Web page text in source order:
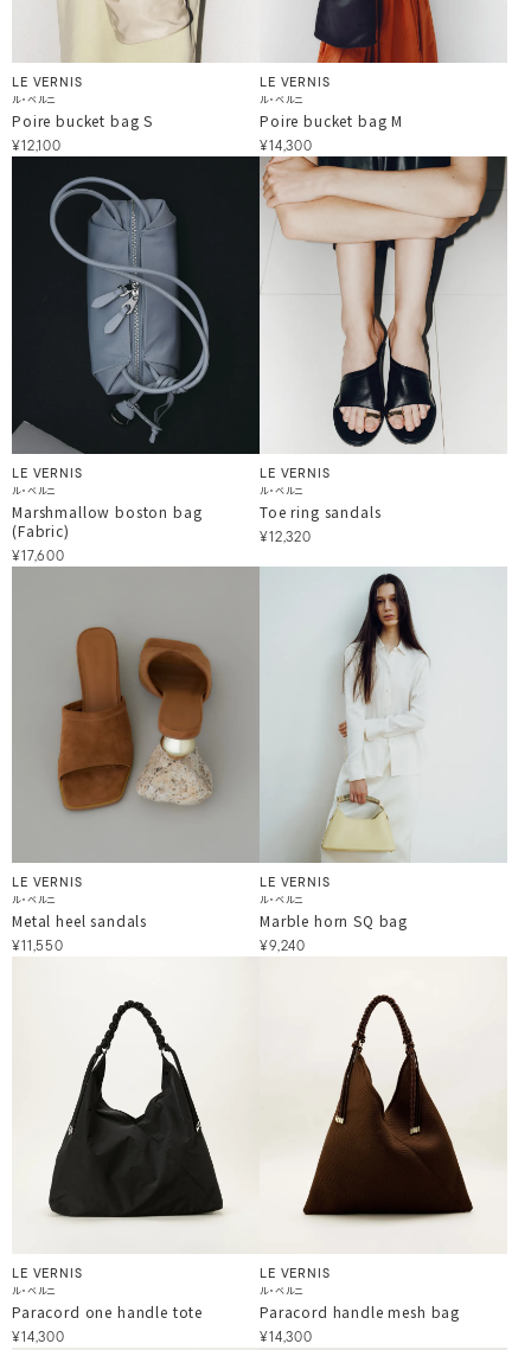
LE VERNIS
ル・ベルニ
Poire bucket bag S
¥12,100
LE VERNIS
ル・ベルニ
Poire bucket bag M
¥14,300
LE VERNIS
ル・ベルニ
Marshmallow boston bag
(Fabric)
¥17,600
LE VERNIS
ル・ベルニ
Toe ring sandals
¥12,320
LE VERNIS
ル・ベルニ
Metal heel sandals
¥11,550
LE VERNIS
ル・ベルニ
Marble horn SQ bag
¥9,240
LE VERNIS
ル・ベルニ
Paracord one handle tote
¥14,300
LE VERNIS
ル・ベルニ
Paracord handle mesh bag
¥14,300